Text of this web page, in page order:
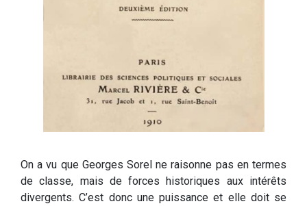
On a vu que Georges Sorel ne raisonne pas en termes
de classe, mais de forces historiques aux intérêts
divergents. C’est donc une puissance et elle doit se